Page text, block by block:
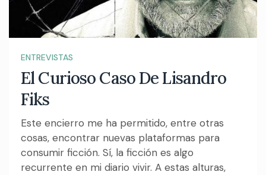
ENTREVISTAS
El Curioso Caso De Lisandro
Fiks
Este encierro me ha permitido, entre otras
cosas, encontrar nuevas plataformas para
consumir ficción. Sí, la ficción es algo
recurrente en mi diario vivir. A estas alturas,